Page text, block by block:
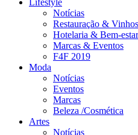
Notícias
Restauração & Vinhos
Hotelaria & Bem-estar
Marcas & Eventos
F4F 2019
Moda
Notícias
Eventos
Marcas
Beleza /Cosmética
Artes
Notícias